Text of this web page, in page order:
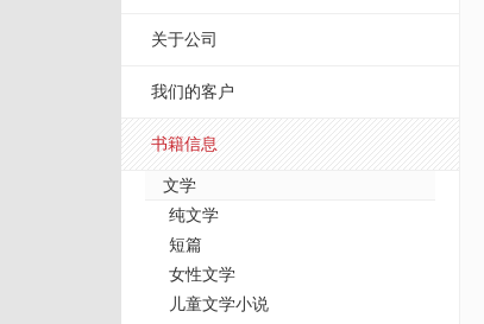
关于公司
我们的客户
书籍信息
文学
纯文学
短篇
女性文学
儿童文学小说